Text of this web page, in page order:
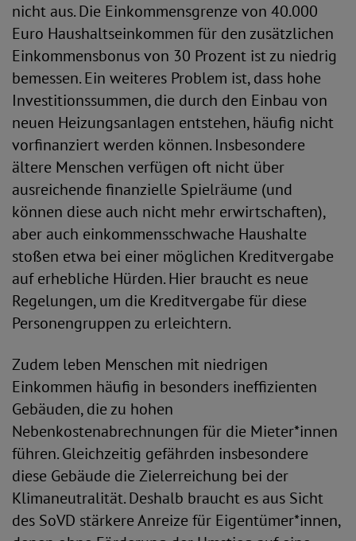
nicht aus. Die Einkommensgrenze von 40.000
Euro Haushaltseinkommen für den zusätzlichen
Einkommensbonus von 30 Prozent ist zu niedrig
bemessen. Ein weiteres Problem ist, dass hohe
Investitionssummen, die durch den Einbau von
neuen Heizungsanlagen entstehen, häufig nicht
vorfinanziert werden können. Insbesondere
ältere Menschen verfügen oft nicht über
ausreichende finanzielle Spielräume (und
können diese auch nicht mehr erwirtschaften),
aber auch einkommensschwache Haushalte
stoßen etwa bei einer möglichen Kreditvergabe
auf erhebliche Hürden. Hier braucht es neue
Regelungen, um die Kreditvergabe für diese
Personengruppen zu erleichtern.
Zudem leben Menschen mit niedrigen
Einkommen häufig in besonders ineffizienten
Gebäuden, die zu hohen
Nebenkostenabrechnungen für die Mieter*innen
führen. Gleichzeitig gefährden insbesondere
diese Gebäude die Zielerreichung bei der
Klimaneutralität. Deshalb braucht es aus Sicht
des SoVD stärkere Anreize für Eigentümer*innen,